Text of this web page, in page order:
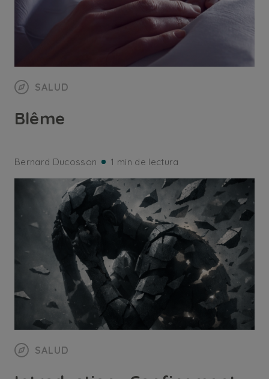
SALUD
Blême
Bernard Ducosson 1 min de lectura
SALUD